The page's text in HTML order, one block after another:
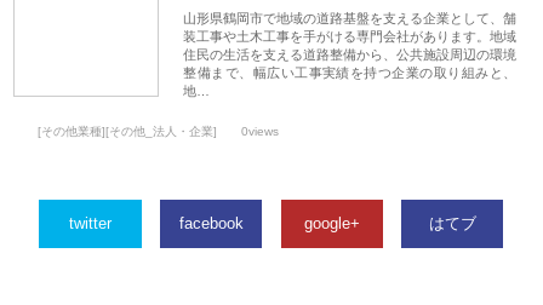
山形県鶴岡市で地域の道路基盤を支える企業として、舗
装工事や土木工事を手がける専門会社があります。地域
住民の生活を支える道路整備から、公共施設周辺の環境
整備まで、幅広い工事実績を持つ企業の取り組みと、
地…
[その他業種][その他_法人・企業] 0views
twitter facebook google+ はてブ